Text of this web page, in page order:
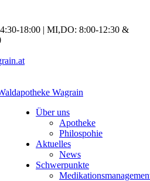
18:00 | MI,DO: 8:00-12:30 &
Über uns
Apotheke
Philospohie
Aktuelles
News
Schwerpunkte